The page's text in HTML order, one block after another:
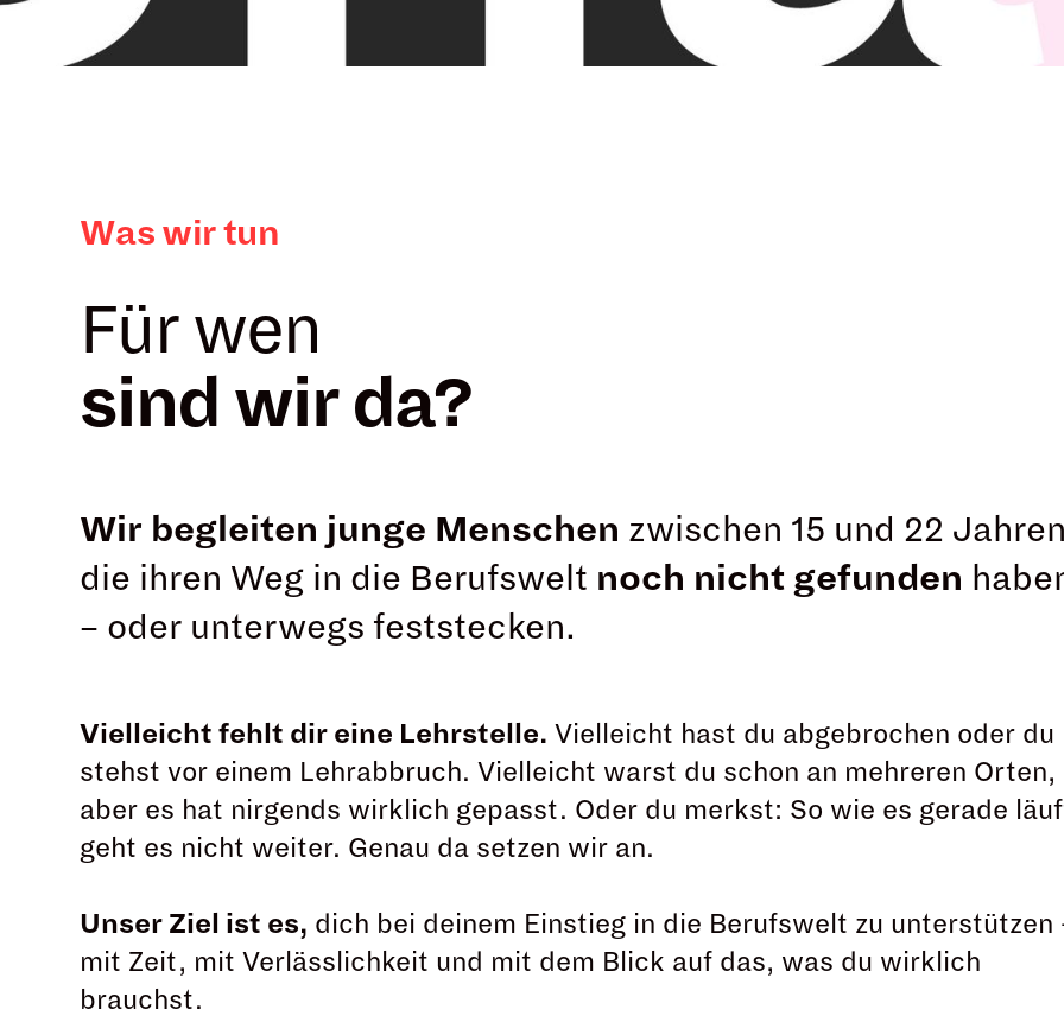
Was wir tun
Für wen
sind wir da?
Wir begleiten junge Menschen zwischen 15 und 22
die ihren Weg in die Berufswelt noch nicht gefunden
– oder unterwegs feststecken.
Vielleicht fehlt dir eine Lehrstelle. Vielleicht hast du abgebrochen oder du
stehst vor einem Lehrabbruch. Vielleicht warst du schon an mehreren Orten,
aber es hat nirgends wirklich gepasst. Oder du merkst: So wie es gerade
geht es nicht weiter. Genau da setzen wir an.
Unser Ziel ist es, dich bei deinem Einstieg in die Berufswelt zu unterstützen
mit Zeit, mit Verlässlichkeit und mit dem Blick auf das, was du wirklich
brauchst.